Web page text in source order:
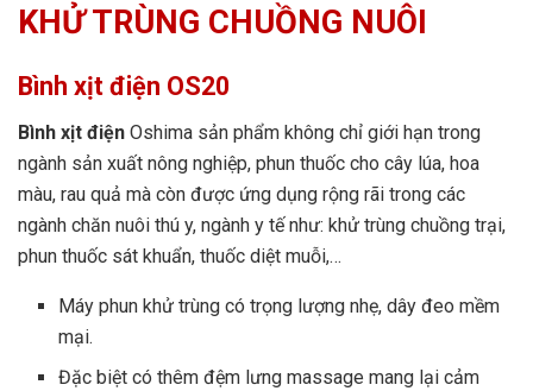
KHỬ TRÙNG CHUỒNG NUÔI
Bình xịt điện OS20
Bình xịt điện Oshima sản phẩm không chỉ giới hạn trong
ngành sản xuất nông nghiệp, phun thuốc cho cây lúa, hoa
màu, rau quả mà còn được ứng dụng rộng rãi trong các
ngành chăn nuôi thú y, ngành y tế như: khử trùng chuồng trại,
phun thuốc sát khuẩn, thuốc diệt muỗi,…
Máy phun khử trùng có trọng lượng nhẹ, dây đeo mềm
mại.
Đặc biệt có thêm đệm lưng massage mang lại cảm